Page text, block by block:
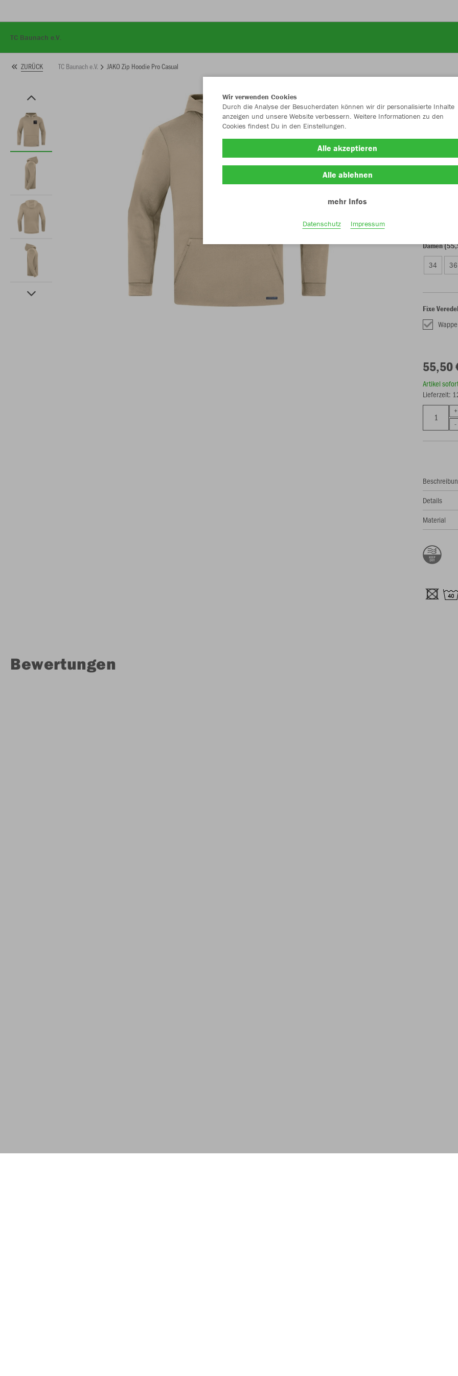
TC Baunach e.V.
ZURÜCK TC Baunach e.V. JAKO Zip Hoodie Pro Casual
Damen
34 36
Fixe
55,50
Artikel
Lieferzeit:
Details
Material
Bewertungen
Wir verwenden Cookies
Durch die Analyse der Besucherdaten können wir dir personalisierte Inhalte
anzeigen und unsere Website verbessern. Weitere Informationen zu den
Cookies findest Du in den Einstellungen.
Alle akzeptieren
Alle ablehnen
mehr Infos
Datenschutz Impressum